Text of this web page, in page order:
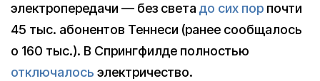
электропередачи — без света до сих пор почти
45 тыс. абонентов Теннеси (ранее сообщалось
о 160 тыс.). В Спрингфилде полностью
отключалось электричество.